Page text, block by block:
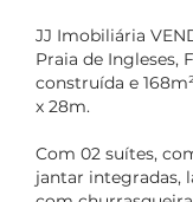
JJ Imobiliária
Praia de Ingleses,
construída e
x 28m.
Com 02 suítes,
jantar integradas,